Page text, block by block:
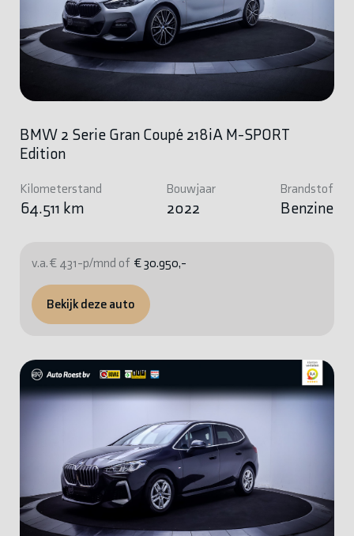
BMW 2 Serie Gran Coupé 218iA M-SPORT
Edition
Kilometerstand
64.511 km
Bouwjaar
2022
Brandstof
Benzine
v.a. € 431-p/mnd of € 30.950,-
Bekijk deze auto